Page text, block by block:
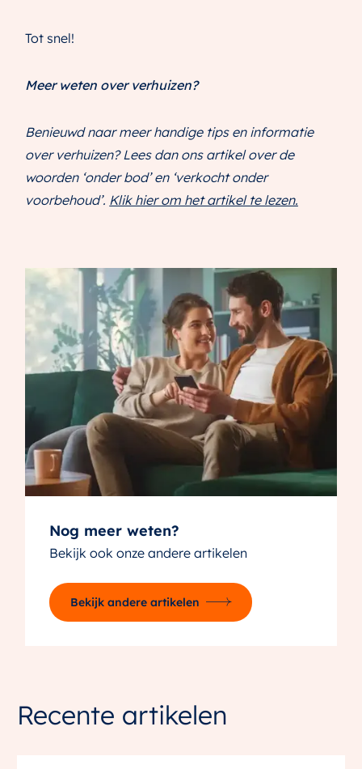
Tot snel!
Meer weten over verhuizen?
Benieuwd naar meer handige tips en informatie
over verhuizen? Lees dan ons artikel over de
woorden ‘onder bod’ en ‘verkocht onder
voorbehoud’. Klik hier om het artikel te lezen.
Nog meer weten?
Bekijk ook onze andere artikelen
Bekijk andere artikelen
Recente artikelen